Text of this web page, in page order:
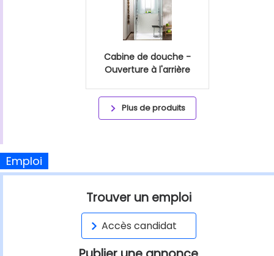
Cabine de douche -
Ouverture à l'arrière
Plus de produits
Emploi
Trouver un emploi
Accès candidat